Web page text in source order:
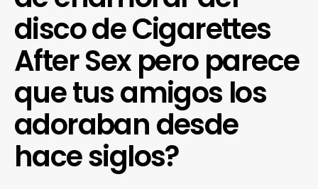
disco de Cigarettes
After Sex pero parece
que tus amigos los
adoraban desde
hace siglos?